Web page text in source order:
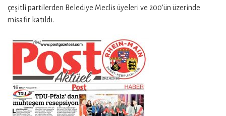
çeşitli partilerden Belediye Meclis üyeleri ve 200’ün üzerinde
misafir katıldı.